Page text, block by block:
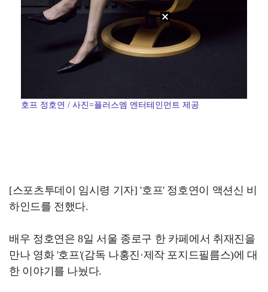
호프 정호연 / 사진=플러스엠 엔터테인먼트 제공
[스포츠투데이 임시령 기자] '호프' 정호연이 액션신 비
하인드를 전했다.
배우 정호연은 8일 서울 종로구 한 카페에서 취재진을
만나 영화 '호프'(감독 나홍진·제작 포지드필름스)에 대
한 이야기를 나눴다.